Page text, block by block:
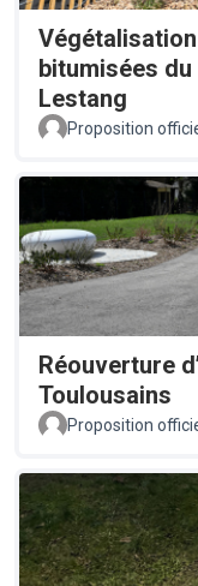
bitumisées
Lestang
Proposition
Réouverture
Toulousains
Proposition